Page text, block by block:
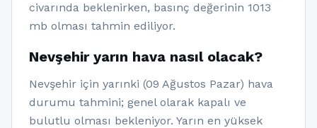
civarında beklenirken, basınç değerinin 1013
mb olması tahmin ediliyor.
Nevşehir yarın hava nasıl olacak?
Nevşehir için yarınki (09 Ağustos Pazar) hava
durumu tahmini; genel olarak kapalı ve
bulutlu olması bekleniyor. Yarın en yüksek